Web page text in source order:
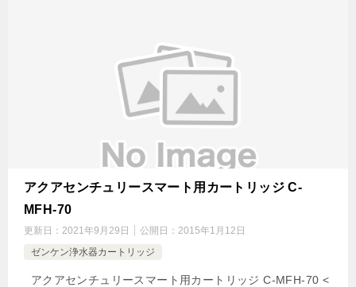
アクアセンチュリースマート用カートリッジ C-
MFH-70
更新日： 2021年9月29日 公開日： 2015年1月12日
ゼンケン浄水器カートリッジ
アクアセンチュリースマート用カートリッジ C-MFH-70 <